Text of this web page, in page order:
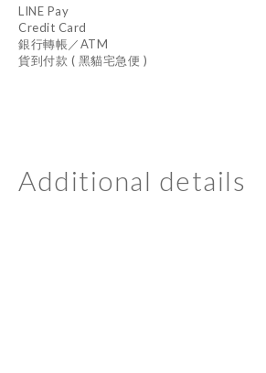
LINE Pay
Credit Card
銀行轉帳／ATM
貨到付款 ( 黑貓宅急便 )
Additional details